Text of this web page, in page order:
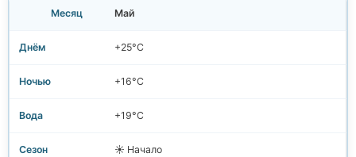
Май
+25°C
+16°C
+19°C
☀️ Начало